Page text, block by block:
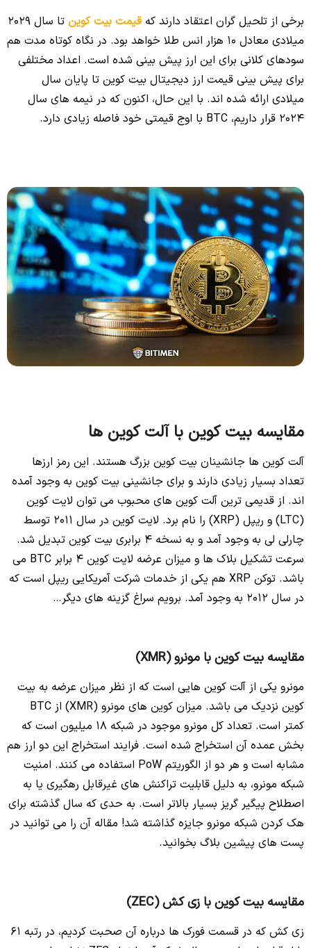
برخی از تلحیل گران اعتقاد دارند که قیمت بیت کوین
تا سال 2029
میلادی معادل 10 هزار انس طلا خواهد بود. در نگاه کوتاه مدت هم
سودهای کلانی برای این ارز پیش بینی شده است. اعداد مختلفی
برای پیش بینی قیمت ارز دیجیتال بیت کوین تا پایان سال
میلادی ارائه شده اند. با این حال، اکنون که در نیمه های سال
2024 قرار داریم، BTC با اوج قیمتی خود فاصله زیادی دارد.
مقایسه بیت کوین با آلت کوین ها
آلت کوین ها جانشینان بیت کوین بزرگ هستند. این رمز ارزها
تعداد بسیار زیادی دارند و برای جانشینی بیت کوین به وجود آمده
اند. از قدیمی ترین آلت کوین های محبوب می توان لایت کوین
(LTC) و ریپل (XRP) را نام برد. لایت کوین در سال 2011 توسط
چارلی لی به وجود آمد و به نسخه 4 برابری بیت کوین تبدیل شد.
سرعت تشکیل بلاک ها و میزان عرضه لایت کوین 4 برابر BTC می
باشد. توکن XRP هم یکی از خدمات شرکت آمریکایی ریپل است که
در سال 2012 به وجود آمد. برویم سراغ گزینه های دیگر…
مقایسه بیت کوین با مونرو (XMR)
مونرو یکی از آلت کوین هایی است که از نظر میزان عرضه به بیت
کوین نزدیک می باشد. میزان کوین های مونرو (XMR) از BTC
کمتر است. تعداد کل مونرو موجود در شبکه 18 میلیون است که
بخش عمده آن استخراج شده است. فرایند استخراج این دو ارز هم
مشابه است و هر دو از الگوریتم PoW استفاده می کنند. امنیت
شبکه مونرو، به دلیل قابلیت تراکنش های غیرقابل رهگیری یا به
اصطلاح پیگیر گریز بسیار بالاتر است. به حدی که سال گذشته برای
هک کردن شبکه مونرو جایزه گذاشته شد! مقاله آن را می توانید در
پست های پیشین بلاگ بخوانید.
مقایسه بیت کوین با زی کش (ZEC)
زی کش که در قسمت فورک ها درباره آن صحبت کردیم، در رتبه 61